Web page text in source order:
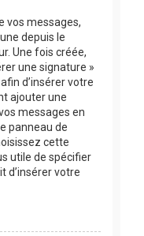
vos messages,
depuis le
Une fois créée,
une signature »
d’insérer votre
ajouter une
messages en
panneau de
cette
utile de spécifier
d’insérer votre